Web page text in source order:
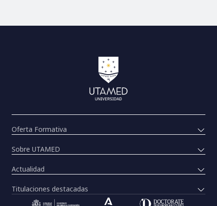
Oferta Formativa
Sobre UTAMED
Actualidad
Titulaciones destacadas